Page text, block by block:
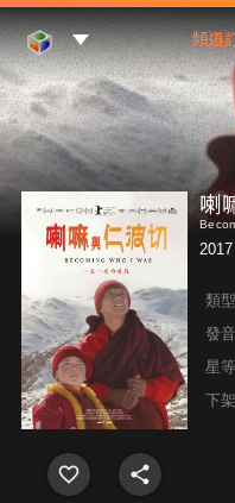
Mod Web
頻道
喇
類型
發音
星等
下